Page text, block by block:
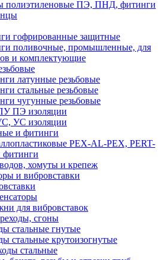
полиэтиленовые ПЭ, ПНД, фитинги
гофрированные защитные
поливочные, промышленные, для
и комплектующие
латунные резьбовые
стальные резьбовые
чугунные резьбовые
ПЭ изоляции
УС изоляции
и фитинги
PEX-AL-PEX, PERT-
фитинги
хомуты и крепеж
и вибровставки
для вибровставок
сгоны
стальные гнутые
стальные крутоизогнутые
стальные